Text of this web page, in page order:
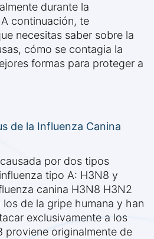
durante la
continuación, te
necesitas saber sobre la
cómo se contagia la
formas para proteger a
de la Influenza Canina
por dos tipos
tipo A: H3N8 y
canina H3N8 H3N2
de la gripe humana y han
exclusivamente a los
proviene originalmente de